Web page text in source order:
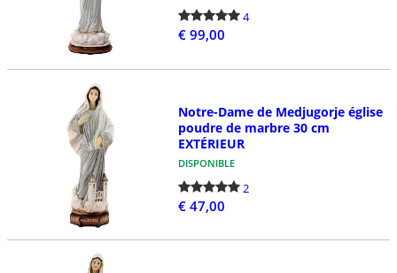
4
€ 99,00
Notre-Dame de Medjugorje église
poudre de marbre 30 cm
EXTÉRIEUR
DISPONIBLE
2
€ 47,00